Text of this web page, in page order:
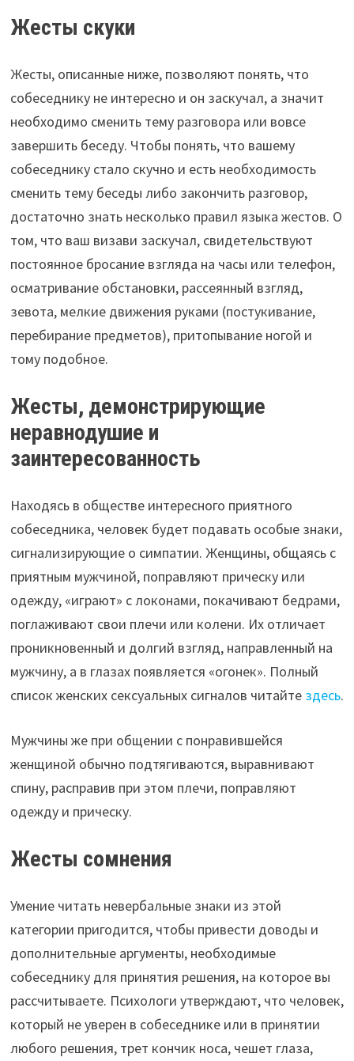
Жесты скуки
Жесты, описанные ниже, позволяют понять, что
собеседнику не интересно и он заскучал, а значит
необходимо сменить тему разговора или вовсе
завершить беседу. Чтобы понять, что вашему
собеседнику стало скучно и есть необходимость
сменить тему беседы либо закончить разговор,
достаточно знать несколько правил языка жестов. О
том, что ваш визави заскучал, свидетельствуют
постоянное бросание взгляда на часы или телефон,
осматривание обстановки, рассеянный взгляд,
зевота, мелкие движения руками (постукивание,
перебирание предметов), притопывание ногой и
тому подобное.
Жесты, демонстрирующие
неравнодушие и
заинтересованность
Находясь в обществе интересного приятного
собеседника, человек будет подавать особые знаки,
сигнализирующие о симпатии. Женщины, общаясь с
приятным мужчиной, поправляют прическу или
одежду, «играют» с локонами, покачивают бедрами,
поглаживают свои плечи или колени. Их отличает
проникновенный и долгий взгляд, направленный на
мужчину, а в глазах появляется «огонек». Полный
список женских сексуальных сигналов читайте здесь.
Мужчины же при общении с понравившейся
женщиной обычно подтягиваются, выравнивают
спину, расправив при этом плечи, поправляют
одежду и прическу.
Жесты сомнения
Умение читать невербальные знаки из этой
категории пригодится, чтобы привести доводы и
дополнительные аргументы, необходимые
собеседнику для принятия решения, на которое вы
рассчитываете. Психологи утверждают, что человек,
который не уверен в собеседнике или в принятии
любого решения, трет кончик носа, чешет глаза,